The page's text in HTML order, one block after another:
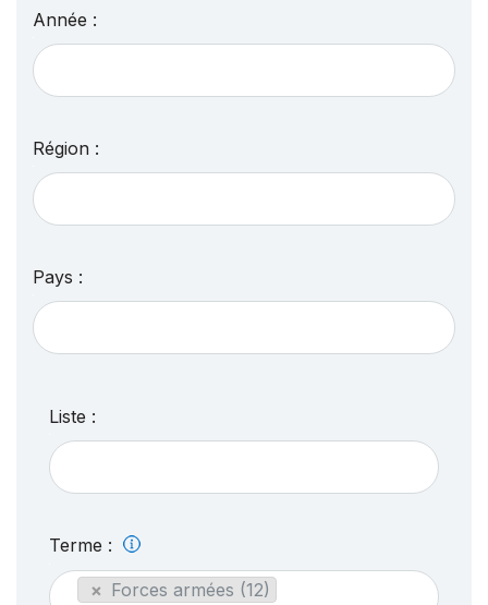
Année :
Région :
Pays :
Liste :
Terme :
× Forces armées (12)